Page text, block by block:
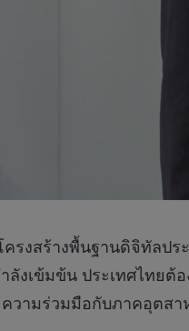
งสร้างพื้นฐานดิจิทัลปร
งเข้มข้น ประเทศไทยต้
วามร่วมมือกับภาคอุตสา